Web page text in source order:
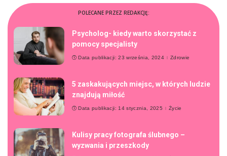
POLECANE PRZEZ REDAKCJĘ:
Psycholog- kiedy warto skorzystać z
pomocy specjalisty
Data publikacji: 23 września, 2024 Zdrowie
5 zaskakujących miejsc, w których ludzie
znajdują miłość
Data publikacji: 14 stycznia, 2025 Życie
Kulisy pracy fotografa ślubnego –
wyzwania i przeszkody